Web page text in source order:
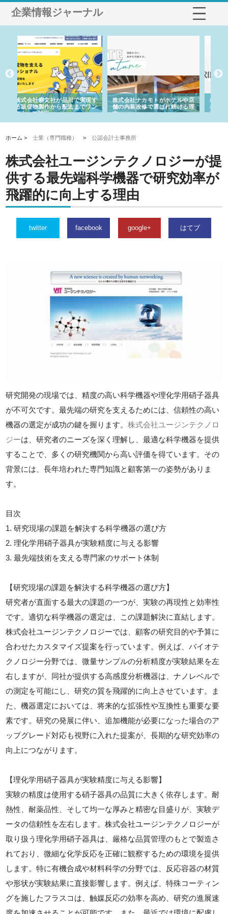
企業情報ジャーナル
株式会社スプリングエフが選ば
れる理由とOEMアパレル製造の
強み
桑木給食株式会社が福山市で選
ばれる手作り弁当配達の理由
ホーム >士業（専門職種） >公認会計士事務所
株式会社ユージンテクノロジーが提
供する最先端科学機器で研究効率が
飛躍的に向上する理由
twitter facebook google+ はてブ
研究開発の現場では、精度の高い科学機器や理化学用硝子器具
が不可欠です。最先端の研究を支えるためには、信頼性の高い
機器の選定が成功の鍵を握ります。株式会社ユージンテクノロ
ジーは、研究者のニーズを深く理解し、最適な科学機器を提供
することで、多くの研究機関から高い評価を得ています。その
背景には、長年培われた専門知識と顧客第一の姿勢がありま
す。
目次
1. 研究現場の課題を解決する科学機器の選び方
2. 理化学用硝子器具が実験精度に与える影響
3. 最先端技術を支える専門家のサポート体制
【研究現場の課題を解決する科学機器の選び方】
研究者が直面する最大の課題の一つが、実験の再現性と効率性
です。適切な科学機器の選定は、この課題解決に直結します。
株式会社ユージンテクノロジーでは、顧客の研究目的や予算に
合わせたカスタマイズ提案を行っています。例えば、バイオテ
クノロジー分野では、微量サンプルの分析精度が実験結果を左
右しますが、同社が提供する高感度分析機器は、ナノレベルで
の測定を可能にし、研究の質を飛躍的に向上させています。ま
た、機器選定においては、将来的な拡張性や互換性も重要な要
素です。研究の発展に伴い、追加機能が必要になった場合のア
ップグレード対応も視野に入れた提案が、長期的な研究効率の
向上につながります。
【理化学用硝子器具が実験精度に与える影響】
実験の精度は使用する硝子器具の品質に大きく依存します。耐
熱性、耐薬品性、そして均一な厚みと精密な目盛りが、実験デ
ータの信頼性を左右します。株式会社ユージンテクノロジーが
取り扱う理化学用硝子器具は、厳格な品質管理のもとで製造さ
れており、微細な化学反応を正確に観察するための環境を提供
します。特に有機合成や材料科学の分野では、反応容器の材質
や形状が実験結果に直接影響します。例えば、特殊コーティン
グを施したフラスコは、触媒反応の効率を高め、研究の進展速